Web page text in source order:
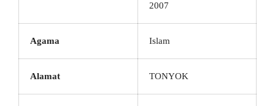
2007
Agama Islam
Alamat TONYOK